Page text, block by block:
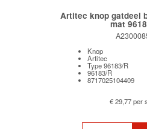
Artitec knop gatdeel
mat
Knop
Artitec
Type 96183/R
96183/R
8717025104409
€ 29,77 per